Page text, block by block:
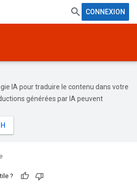
CONNEXION
IA pour traduire le contenu dans votre
générées par IA peuvent
?